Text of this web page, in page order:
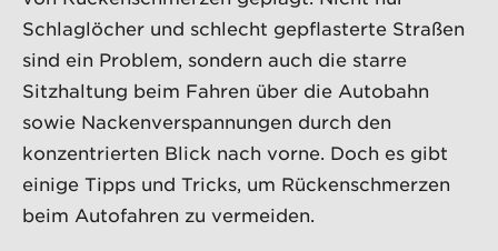
Schlaglöcher und schlecht gepflasterte Straßen
sind ein Problem, sondern auch die starre
Sitzhaltung beim Fahren über die Autobahn
sowie Nackenverspannungen durch den
konzentrierten Blick nach vorne. Doch es gibt
einige Tipps und Tricks, um Rückenschmerzen
beim Autofahren zu vermeiden.